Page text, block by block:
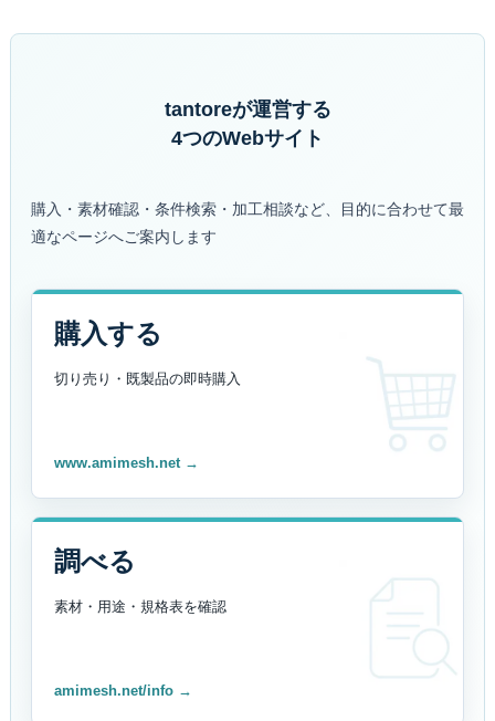
tantoreが運営する
4つのWebサイト
購入・素材確認・条件検索・加工相談など、目的に合わせて最
適なページへご案内します
購入する
切り売り・既製品の即時購入
www.amimesh.net →
調べる
素材・用途・規格表を確認
amimesh.net/info →